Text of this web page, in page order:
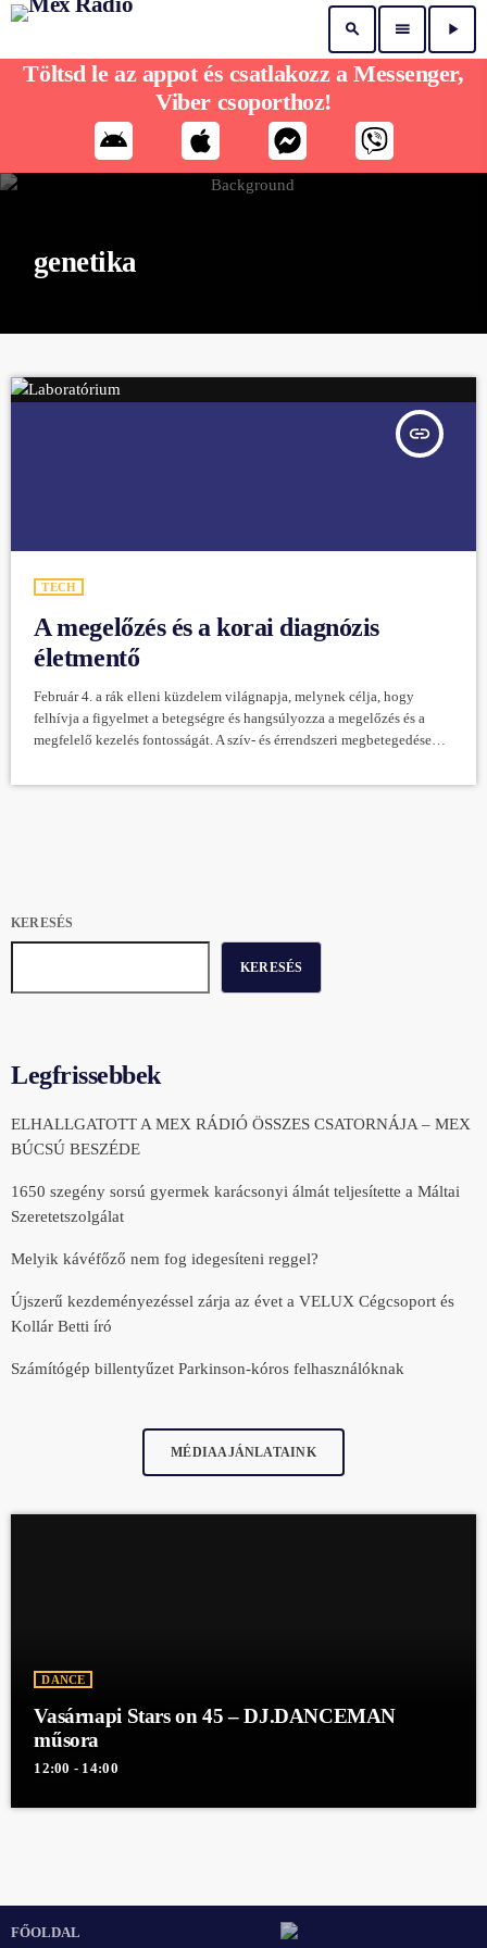
search menu play_arrow
genetika
insert_link
TECH
A megelőzés és a korai diagnózis
életmentő
Február 4. a rák elleni küzdelem világnapja, melynek célja, hogy
felhívja a figyelmet a betegségre és hangsúlyozza a megelőzés és a
megfelelő kezelés fontosságát. A szív- és érrendszeri megbetegedések
Az EU-ban minden kilencedik másodpercben diagnosztizálnak új
KERESÉS
KERESÉS
Legfrissebbek
ELHALLGATOTT A MEX RÁDIÓ ÖSSZES CSATORNÁJA – MEX
BÚCSÚ BESZÉDE
1650 szegény sorsú gyermek karácsonyi álmát teljesítette a Máltai
Szeretetszolgálat
Melyik kávéfőző nem fog idegesíteni reggel?
Újszerű kezdeményezéssel zárja az évet a VELUX Cégcsoport és
Kollár Betti író
Számítógép billentyűzet Parkinson-kóros felhasználóknak
MÉDIAAJÁNLATAINK
DANCE
Vasárnapi Stars on 45 – DJ.DANCEMAN
műsora
12:00 - 14:00
FŐOLDAL
Töltsd le az appot és csatlakozz a Messenger,
Viber csoporthoz!